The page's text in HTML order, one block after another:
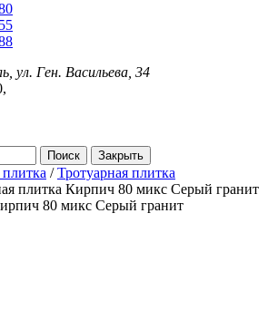
ул. Ген. Васильева, 34
Закрыть
/Тротуарная плитка
плитка Кирпич 80 микс Серый гранит
80 микс Серый гранит